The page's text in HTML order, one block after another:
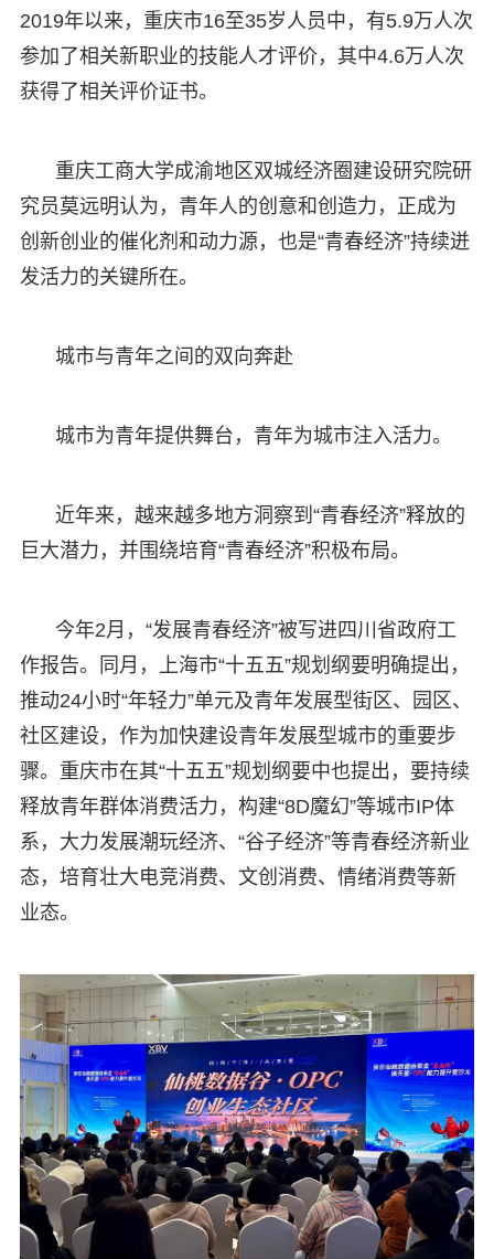
2019年以来，重庆市16至35岁人员中，有5.9万人次
参加了相关新职业的技能人才评价，其中4.6万人次
获得了相关评价证书。
重庆工商大学成渝地区双城经济圈建设研究院研
究员莫远明认为，青年人的创意和创造力，正成为
创新创业的催化剂和动力源，也是“青春经济”持续迸
发活力的关键所在。
城市与青年之间的双向奔赴
城市为青年提供舞台，青年为城市注入活力。
近年来，越来越多地方洞察到“青春经济”释放的
巨大潜力，并围绕培育“青春经济”积极布局。
今年2月，“发展青春经济”被写进四川省政府工
作报告。同月，上海市“十五五”规划纲要明确提出，
推动24小时“年轻力”单元及青年发展型街区、园区、
社区建设，作为加快建设青年发展型城市的重要步
骤。重庆市在其“十五五”规划纲要中也提出，要持续
释放青年群体消费活力，构建“8D魔幻”等城市IP体
系，大力发展潮玩经济、“谷子经济”等青春经济新业
态，培育壮大电竞消费、文创消费、情绪消费等新
业态。